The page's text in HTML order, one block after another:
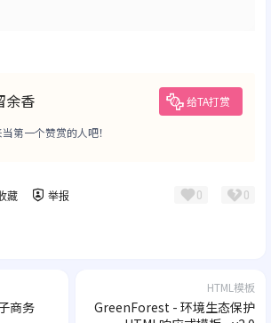
余香 给TA打赏
第一个赞赏的人吧！
藏 举报 0 0
商务
HTML模板
GreenForest - 环境生态保护